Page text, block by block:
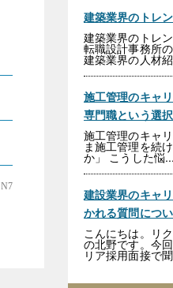
建築業界のトレ
建築業界のトレ
転職設計事務所
建築業界の人材
施工管理のキャ
専門職という選
施工管理のキャ
ま施工管理を続
か」 こうした悩...
建設業界のキャ
かれる質問につ
こんにちは。リ
の北野です。今
リア採用面接で